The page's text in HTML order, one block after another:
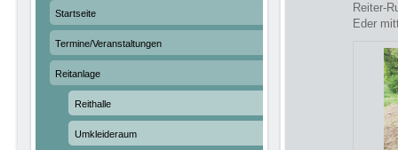
Reiter-
Eder
Startseite
Termine/Veranstaltungen
Reitanlage
Reithalle
Umkleideraum